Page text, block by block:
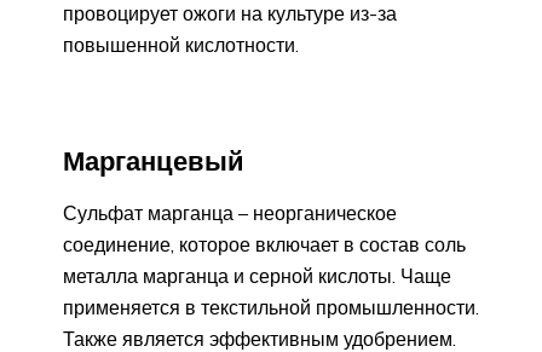
провоцирует ожоги на культуре из-за
повышенной кислотности.
Марганцевый
Сульфат марганца – неорганическое
соединение, которое включает в состав соль
металла марганца и серной кислоты. Чаще
применяется в текстильной промышленности.
Также является эффективным удобрением.